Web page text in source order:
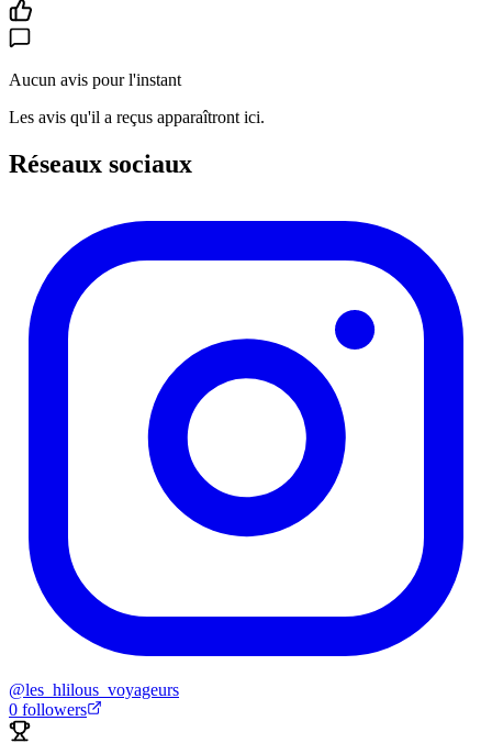
Aucun avis pour l'instant
Les avis qu'il a reçus apparaîtront ici.
Réseaux sociaux
@les_hlilous_voyageurs
0 followers